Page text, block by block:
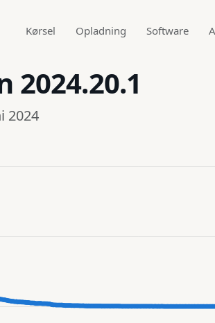
Kørsel Opladning Software
2024.20.1
2024